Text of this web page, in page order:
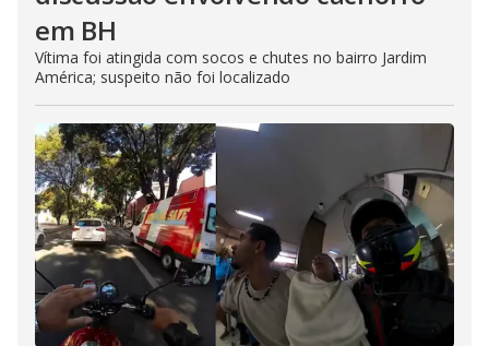
em BH
Vítima foi atingida com socos e chutes no bairro Jardim
América; suspeito não foi localizado